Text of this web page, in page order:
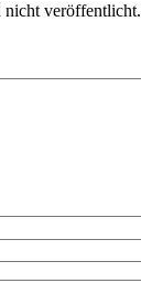
veröffentlicht.